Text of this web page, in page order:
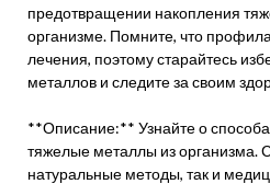
предотвращении накопления
организме. Помните, что
лечения, поэтому старайтесь
металлов и следите за своим
**Описание:** Узнайте о
тяжелые металлы из организма.
натуральные методы, так и